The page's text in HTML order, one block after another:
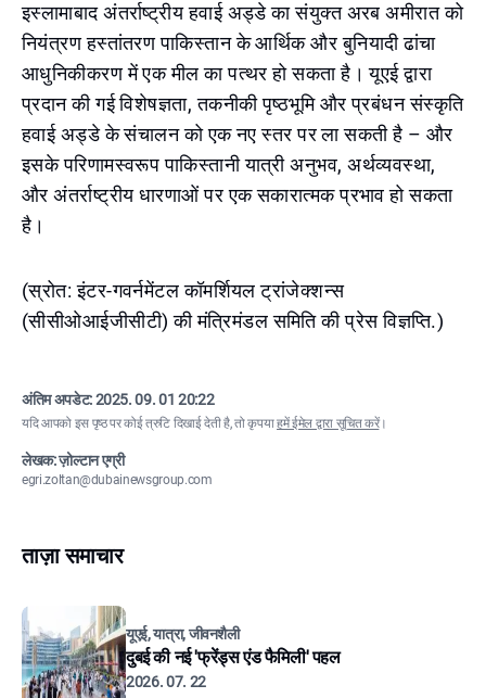
इस्लामाबाद अंतर्राष्ट्रीय हवाई अड्डे का संयुक्त अरब अमीरात को
नियंत्रण हस्तांतरण पाकिस्तान के आर्थिक और बुनियादी ढांचा
आधुनिकीकरण में एक मील का पत्थर हो सकता है। यूएई द्वारा
प्रदान की गई विशेषज्ञता, तकनीकी पृष्ठभूमि और प्रबंधन संस्कृति
हवाई अड्डे के संचालन को एक नए स्तर पर ला सकती है – और
इसके परिणामस्वरूप पाकिस्तानी यात्री अनुभव, अर्थव्यवस्था,
और अंतर्राष्ट्रीय धारणाओं पर एक सकारात्मक प्रभाव हो सकता
है।
(स्रोत: इंटर-गवर्नमेंटल कॉमर्शियल ट्रांजेक्शन्स
(सीसीओआईजीसीटी) की मंत्रिमंडल समिति की प्रेस विज्ञप्ति.)
अंतिम अपडेट:2025. 09. 01 20:22
यदि आपको इस पृष्ठ पर कोई त्रुटि दिखाई देती है, तो कृपयाहमें ईमेल द्वारा सूचित करें।
लेखक: ज़ोल्टान एग्री
egri.zoltan@dubainewsgroup.com
ताज़ा समाचार
यूएई, यात्रा, जीवनशैली
दुबई की नई 'फ्रेंड्स एंड फैमिली' पहल
2026. 07. 22